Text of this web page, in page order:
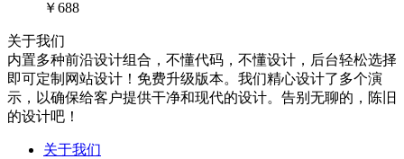
￥688
关于我们
内置多种前沿设计组合，不懂代码，不懂设计，后台轻松选择
即可定制网站设计！免费升级版本。我们精心设计了多个演
示，以确保给客户提供干净和现代的设计。告别无聊的，陈旧
的设计吧！
关于我们